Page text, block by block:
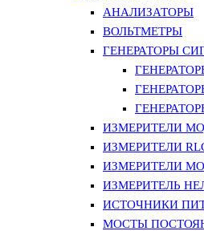
АНАЛИЗАТОРЫ
ВОЛЬТМЕТРЫ
ГЕНЕРАТОРЫ
ИЗМЕРИТЕЛИ
ИЗМЕРИТЕЛИ
ИЗМЕРИТЕЛИ
ИЗМЕРИТЕЛЬ
ИСТОЧНИКИ
МОСТЫ